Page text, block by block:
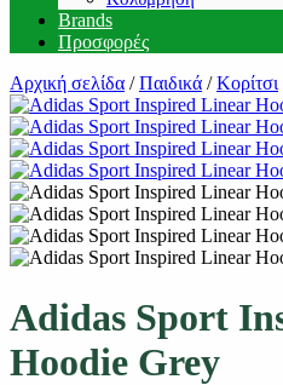
Brands
Προσφορές
Αρχική σελίδα / Παιδικά / Κορίτσι
Adidas Sport
Hoodie Grey